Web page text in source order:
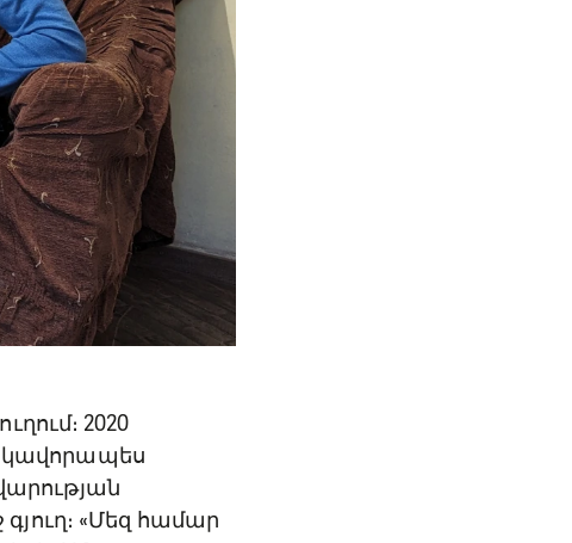
2020
«Մեզ համար